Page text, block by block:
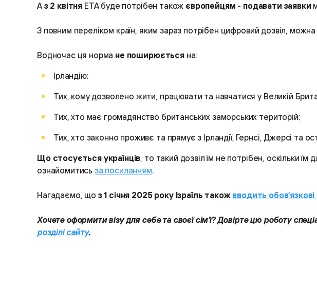
А з 2 квітня ETA буде потрібен також європейцям - подавати заявки
З повним переліком країн, яким зараз потрібен цифровий дозвіл,
Водночас ця норма не поширюєтьсяна:
Ірландію;
Тих, кому дозволено жити, працювати та навчатися у Великій
Тих, хто має громадянство британських заморських територій;
Тих, хто законно проживє та прямує з Ірландії, Гернсі, Джерсі та
Що стосується українців, то такий дозвіл їм не потрібен, оскільки їм
ознайомитись за посиланням.
Нагадаємо, що з 1 січня 2025 року Ізраїль також вводить
Хочете оформити візу для себе та своєї сім’ї? Довірте цю роботу
розділі сайту.